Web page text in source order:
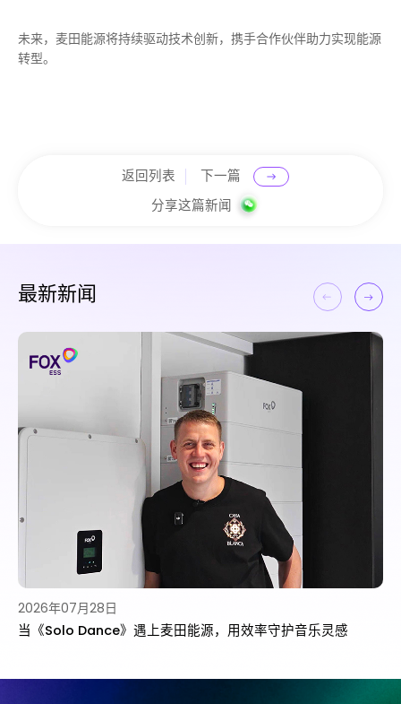
未来，麦田能源将持续驱动技术创新，携手合作伙伴助力实现能源
转型。
返回列表
下一篇
分享这篇新闻
最新新闻
2026年07月27日
沙利文权威认证｜麦田能源2025年全球市占率位居第一